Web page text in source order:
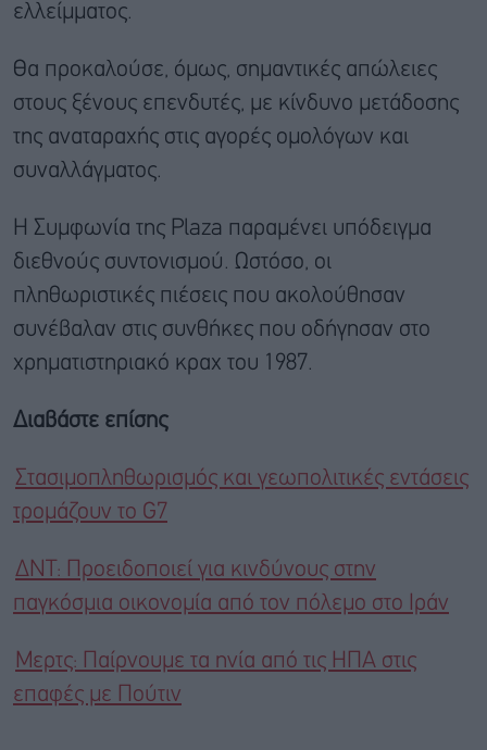
ελλείμματος.
Θα προκαλούσε, όμως, σημαντικές απώλειες
στους ξένους επενδυτές, με κίνδυνο μετάδοσης
της αναταραχής στις αγορές ομολόγων και
συναλλάγματος.
Η Συμφωνία της Plaza παραμένει υπόδειγμα
διεθνούς συντονισμού. Ωστόσο, οι
πληθωριστικές πιέσεις που ακολούθησαν
συνέβαλαν στις συνθήκες που οδήγησαν στο
χρηματιστηριακό κραχ του 1987.
Διαβάστε επίσης
Στασιμοπληθωρισμός και γεωπολιτικές εντάσεις
τρομάζουν το G7
ΔΝΤ: Προειδοποιεί για κινδύνους στην
παγκόσμια οικονομία από τον πόλεμο στο Ιράν
Μερτς: Παίρνουμε τα ηνία από τις ΗΠΑ στις
επαφές με Πούτιν